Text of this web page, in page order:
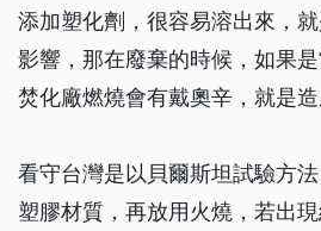
添加塑化劑，很容易溶出來，
影響，那在廢棄的時候，如果
焚化廠燃燒會有戴奧辛，就是造
看守台灣是以貝爾斯坦試驗方
塑膠材質，再放用火燒，若出